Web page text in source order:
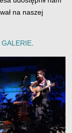
na naszej
GALERIE.